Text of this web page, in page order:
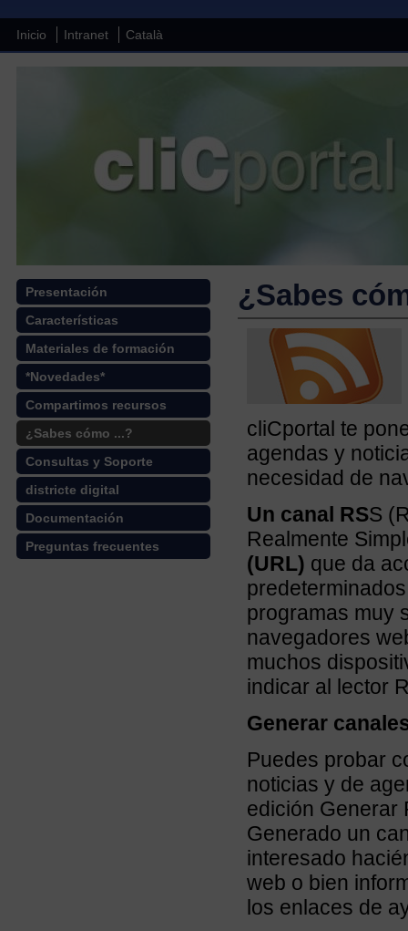
Inicio Intranet Català
Presentación
Características
Materiales de formación
*Novedades*
Compartimos recursos
¿Sabes cómo ...?
Consultas y Soporte
districte digital
Documentación
Preguntas frecuentes
¿Sabes
cliCportal te
agendas y
necesidad de
Un canal RSS
Realmente
(URL) que da
programas muy
navegadores
muchos
indicar al lector
Generar
Puedes probar
noticias y de
edición Generar
Generado un
interesado
web o bien
los enlaces de